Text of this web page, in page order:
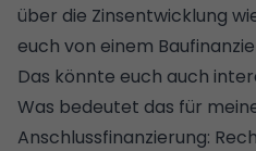
über die Zinsentwicklung
euch von einem
Das könnte euch auch
Was bedeutet das für
Anschlussfinanzierung: